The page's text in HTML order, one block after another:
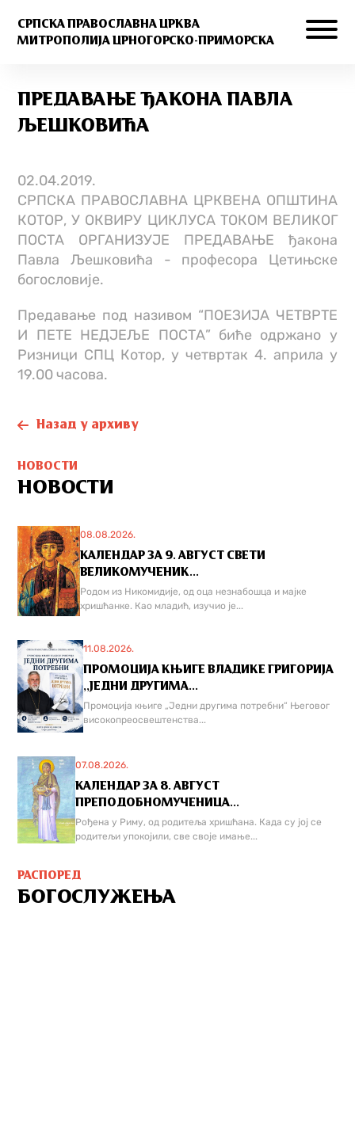
СРПСКА ПРАВОСЛАВНА ЦРКВА
МИТРОПОЛИЈА ЦРНОГОРСКО-ПРИМОРСКА
ПРЕДАВАЊЕ ЂАКОНА ПАВЛА
ЉЕШКОВИЋА
02.04.2019.
СРПСКА ПРАВОСЛАВНА ЦРКВЕНА ОПШТИНА
КОТОР, У ОКВИРУ ЦИКЛУСА ТОКОМ ВЕЛИКОГ
ПОСТА ОРГАНИЗУЈЕ ПРЕДАВАЊЕ ђакона
Павла Љешковића - професора Цетињске
богословије.
Предавање под називом “ПОЕЗИЈА ЧЕТВРТЕ
И ПЕТЕ НЕДЈЕЉЕ ПОСТА” биће одржано у
Ризници СПЦ Котор, у четвртак 4. априла у
19.00 часова.
Назад у архиву
НОВОСТИ
НОВОСТИ
08.08.2026.
КАЛЕНДАР ЗА 9. АВГУСТ СВЕТИ
ВЕЛИКОМУЧЕНИК...
Родом из Никомидије, од оца незнабошца и мајке
хришћанке. Као младић, изучио је...
11.08.2026.
ПРОМОЦИЈА КЊИГЕ ВЛАДИКЕ ГРИГОРИЈА
,,ЈЕДНИ ДРУГИМА...
Промоција књиге „Једни другима потребни“ Његовог
високопреосвештенства...
07.08.2026.
КАЛЕНДАР ЗА 8. АВГУСТ
ПРЕПОДОБНОМУЧЕНИЦА...
Рођена у Риму, од родитеља хришћана. Када су јој се
родитељи упокојили, све своје имање...
РАСПОРЕД
БОГОСЛУЖЕЊА